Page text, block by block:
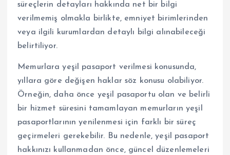
süreçlerin detayları hakkında net bir bilgi
verilmemiş olmakla birlikte, emniyet birimlerinden
veya ilgili kurumlardan detaylı bilgi alınabileceği
belirtiliyor.
Memurlara yeşil pasaport verilmesi konusunda,
yıllara göre değişen haklar söz konusu olabiliyor.
Örneğin, daha önce yeşil pasaportu olan ve belirli
bir hizmet süresini tamamlayan memurların yeşil
pasaportlarının yenilenmesi için farklı bir süreç
geçirmeleri gerekebilir. Bu nedenle, yeşil pasaport
hakkınızı kullanmadan önce, güncel düzenlemeleri